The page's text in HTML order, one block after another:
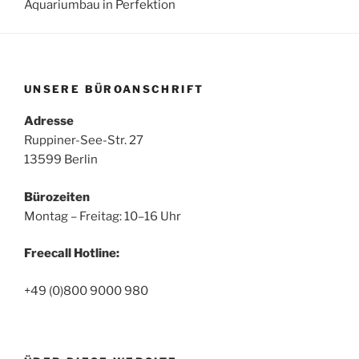
Aquariumbau in Perfektion
UNSERE BÜROANSCHRIFT
Adresse
Ruppiner-See-Str. 27
13599 Berlin
Bürozeiten
Montag – Freitag: 10–16 Uhr
Freecall Hotline:
+49 (0)800 9000 980